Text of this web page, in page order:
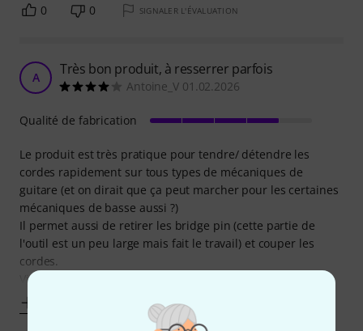
0 0 SIGNALER L'ÉVALUATION
A Très bon produit, à resserrer parfois
Antoine_V 01.02.2026
Le produit est très pratique pour tendre/ détendre les
cordes rapidement sur tous types de mécaniques de
guitare (et on dirait que ça peut marcher pour les certaines
mécaniques de basse aussi ?)
Il permet aussi de retirer les bridge pin (cette partie de
l'outil est un peu large mais fait le travail) et couper les
cordes.
Vis à resserrer de temps en temps au
Qualité de fabrication